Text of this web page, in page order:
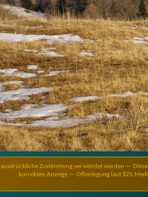
Zustimmung verwendet werden —
korrekten Anzeige — Offenlegung laut §25